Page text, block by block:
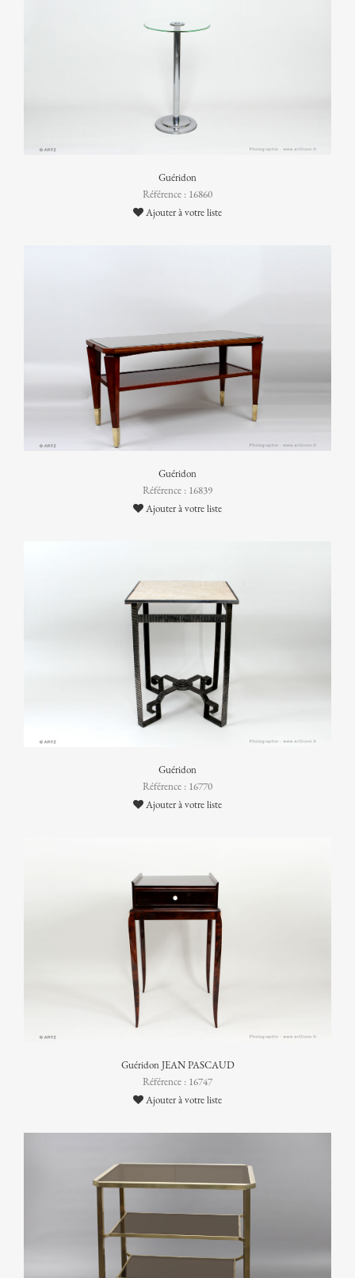
Guéridon
Référence : 16860
Ajouter à votre liste
Guéridon
Référence : 16839
Ajouter à votre liste
Guéridon
Référence : 16770
Ajouter à votre liste
Guéridon JEAN PASCAUD
Référence : 16747
Ajouter à votre liste